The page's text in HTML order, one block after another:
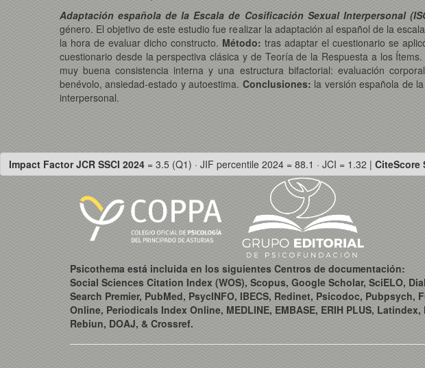
Adaptación española de la Escala de Cosificación Sexual Interpersonal
género. El objetivo de este estudio fue realizar la adaptación al español de la
la hora de evaluar dicho constructo. Método: tras adaptar el cuestionario se
cuestionario desde la perspectiva clásica y de Teoría de la Respuesta a los Ítems.
muy buena consistencia interna y una estructura bifactorial: evaluación
benévolo, ansiedad-estado y autoestima. Conclusiones: la versión española de
interpersonal.
Impact Factor JCR SSCI 2024 = 3.5 (Q1) · JIF percentile 2024 = 88.1 · JCI = 1.32 | CiteScore
Psicothema está incluida en los siguientes Centros de documentación:
Social Sciences Citation Index (WOS), Scopus, Google Scholar, SciELO,
Search Premier, PubMed, PsycINFO, IBECS, Redinet, Psicodoc, Pubpsych,
Online, Periodicals Index Online, MEDLINE, EMBASE, ERIH PLUS, Latindex,
Rebiun, DOAJ, & Crossref.